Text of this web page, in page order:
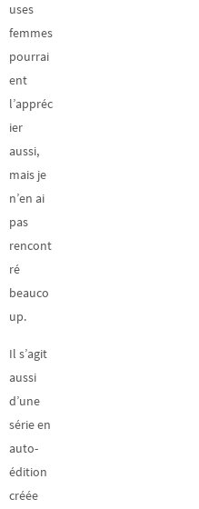
uses
femmes
pourrai
ent
l’appréc
ier
aussi,
mais je
n’en ai
pas
rencont
ré
beauco
up.
Il s’agit
aussi
d’une
série en
auto-
édition
créée